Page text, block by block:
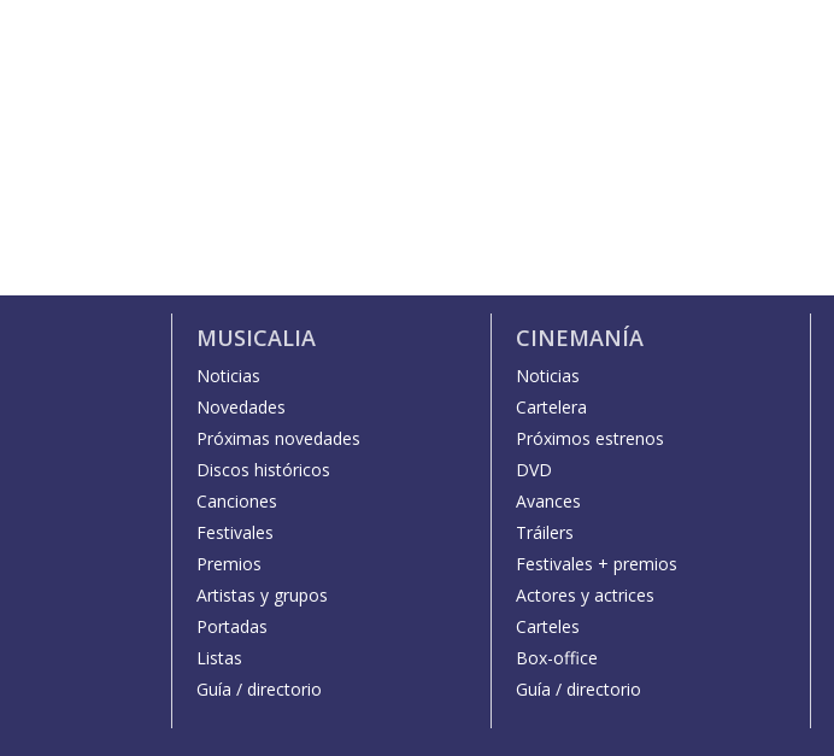
MUSICALIA
Noticias
Novedades
Próximas novedades
Discos históricos
Canciones
Festivales
Premios
Artistas y grupos
Portadas
Listas
Guía / directorio
CINEMANÍA
Noticias
Cartelera
Próximos estrenos
DVD
Avances
Tráilers
Festivales + premios
Actores y actrices
Carteles
Box-office
Guía / directorio